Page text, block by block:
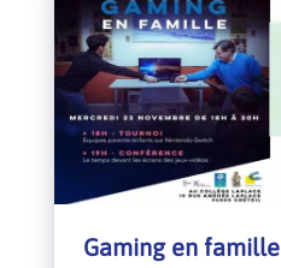
Gaming en famille